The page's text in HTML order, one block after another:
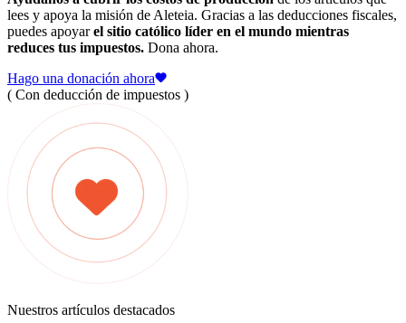
lees y apoya la misión de Aleteia. Gracias a las deducciones fiscales,
puedes apoyarel sitio católico líder en el mundo mientras
reduces tus impuestos. Dona ahora.
Hago una donación ahora
( Con deducción de impuestos )
Nuestros artículos destacados